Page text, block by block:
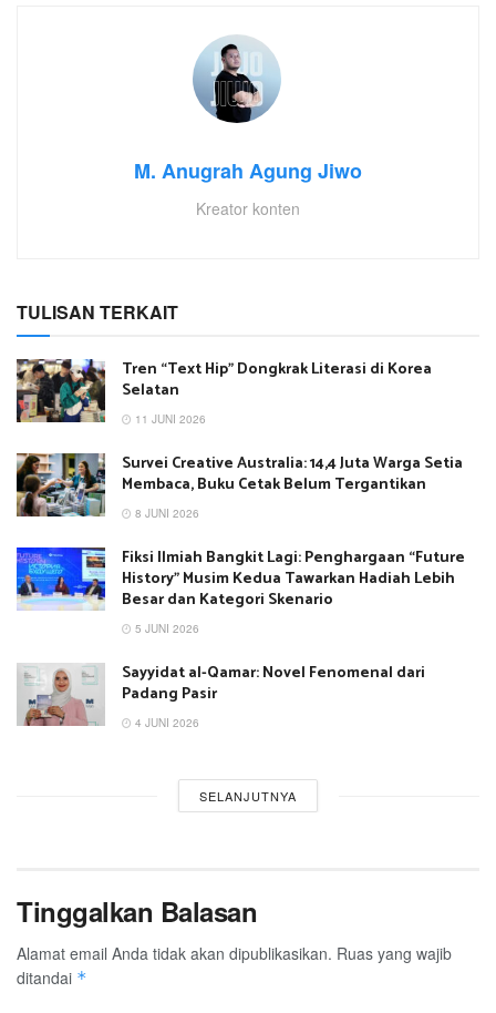
M. Anugrah Agung Jiwo
Kreator konten
TULISAN TERKAIT
Tren “Text Hip” Dongkrak Literasi di Korea
Selatan
11 JUNI 2026
Survei Creative Australia: 14,4 Juta Warga Setia
Membaca, Buku Cetak Belum Tergantikan
8 JUNI 2026
Fiksi Ilmiah Bangkit Lagi: Penghargaan “Future
History” Musim Kedua Tawarkan Hadiah Lebih
Besar dan Kategori Skenario
5 JUNI 2026
Sayyidat al-Qamar: Novel Fenomenal dari
Padang Pasir
4 JUNI 2026
SELANJUTNYA
Tinggalkan Balasan
Alamat email Anda tidak akan dipublikasikan. Ruas yang wajib
ditandai *